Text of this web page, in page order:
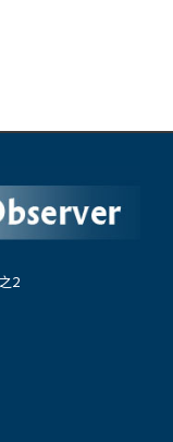
2